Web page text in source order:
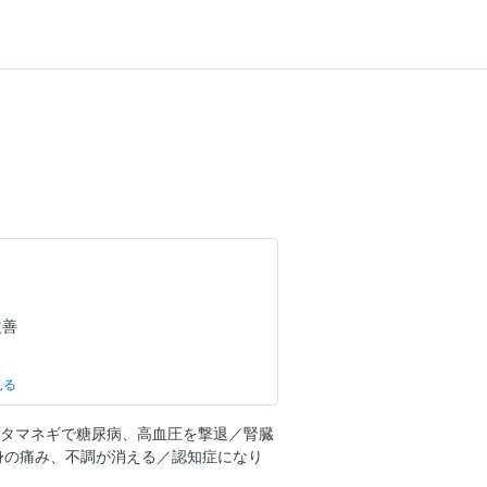
ール」
マネギで糖尿病、高血圧を撃退／腎臓
痛み、不調が消える／認知症になり